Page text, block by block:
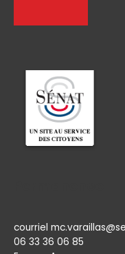
courriel
06 33 36 06 85